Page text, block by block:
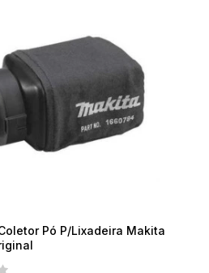
Pó P/Lixadeira Makita